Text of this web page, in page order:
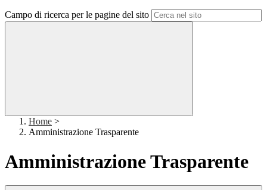
Campo di ricerca per le pagine del sito
Home >
Amministrazione Trasparente
Amministrazione Trasparente